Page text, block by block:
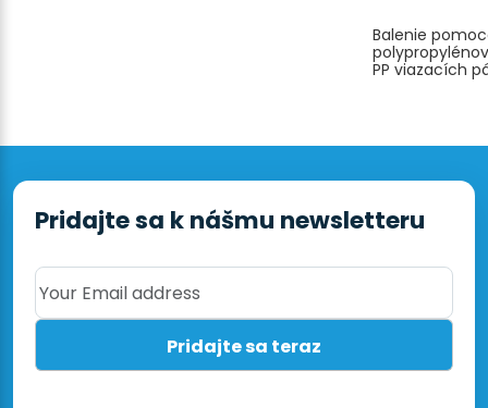
Balenie
PP viazacích
Pridajte sa k nášmu newsletteru
Your Email address